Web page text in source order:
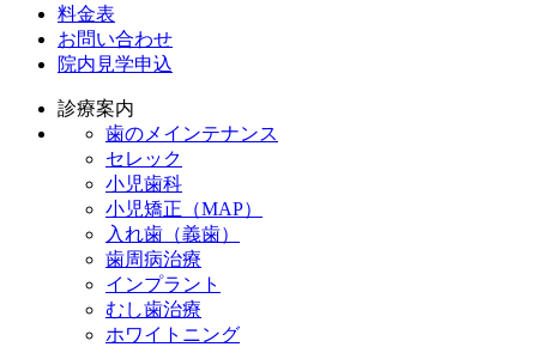
料金表
お問い合わせ
院内見学申込
診療案内
歯のメインテナンス
セレック
小児歯科
小児矯正（MAP）
入れ歯（義歯）
歯周病治療
インプラント
むし歯治療
ホワイトニング